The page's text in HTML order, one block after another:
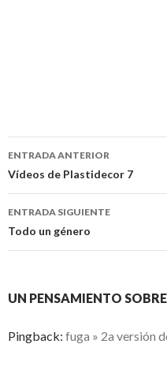
Ir a la entrada
ENTRADA ANTERIOR
Vídeos de Plastidecor 7
ENTRADA SIGUIENTE
Todo un género
UN PENSAMIENTO
Pingback: fuga » 2a versión